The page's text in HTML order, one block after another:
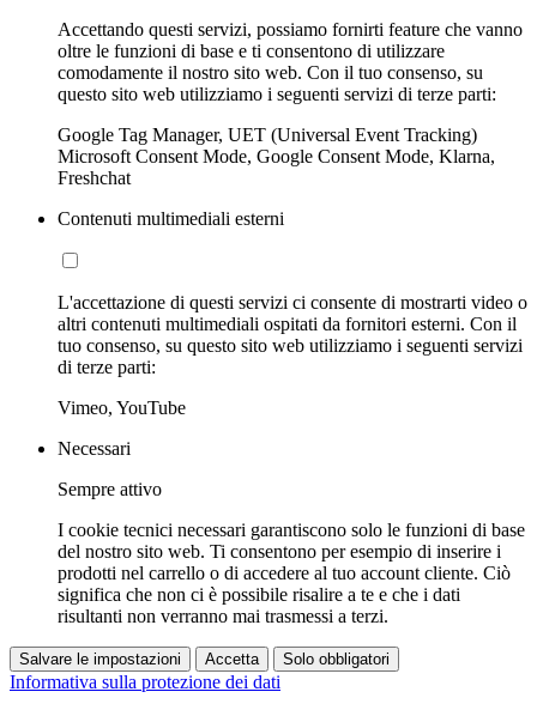
Accettando questi servizi, possiamo fornirti feature che vanno
oltre le funzioni di base e ti consentono di utilizzare
comodamente il nostro sito web. Con il tuo consenso, su
questo sito web utilizziamo i seguenti servizi di terze parti:
Google Tag Manager, UET (Universal Event Tracking)
Microsoft Consent Mode, Google Consent Mode, Klarna,
Freshchat
Contenuti multimediali esterni
L'accettazione di questi servizi ci consente di mostrarti video o
altri contenuti multimediali ospitati da fornitori esterni. Con il
tuo consenso, su questo sito web utilizziamo i seguenti servizi
di terze parti:
Vimeo, YouTube
Necessari
Sempre attivo
I cookie tecnici necessari garantiscono solo le funzioni di base
del nostro sito web. Ti consentono per esempio di inserire i
prodotti nel carrello o di accedere al tuo account cliente. Ciò
significa che non ci è possibile risalire a te e che i dati
risultanti non verranno mai trasmessi a terzi.
Salvare le impostazioni Accetta Solo obbligatori
Informativa sulla protezione dei dati